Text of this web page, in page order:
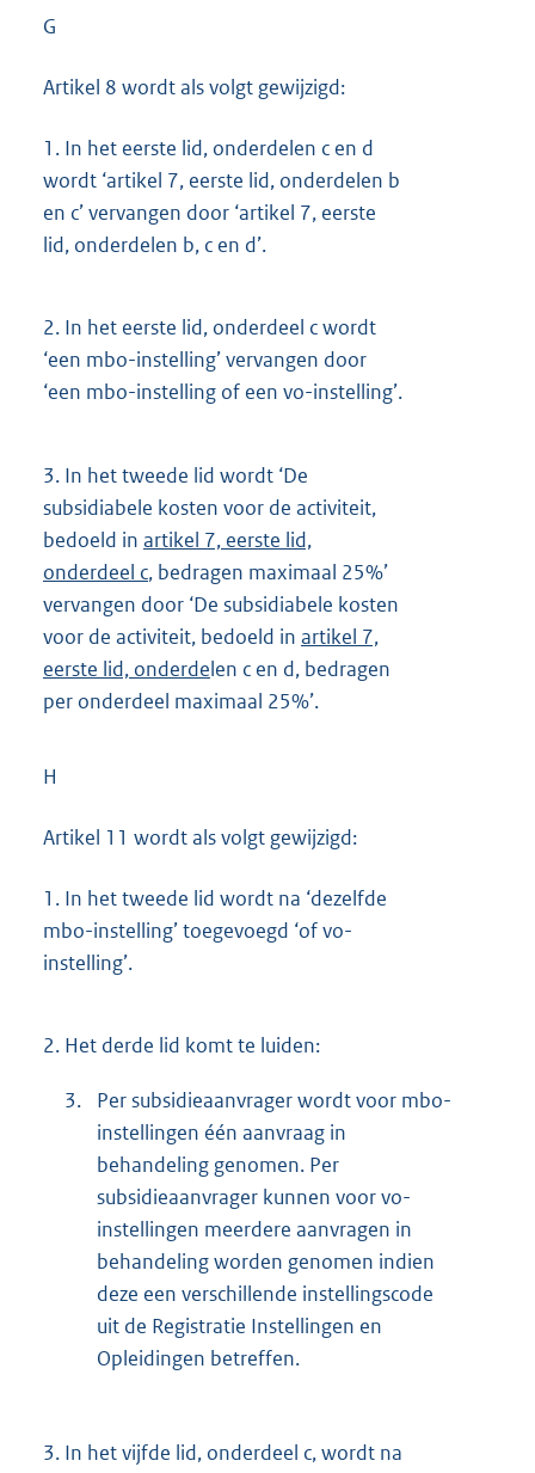
G
Artikel 8 wordt als volgt gewijzigd:
1. In het eerste lid, onderdelen c en d
wordt ‘artikel 7, eerste lid, onderdelen b
en c’ vervangen door ‘artikel 7, eerste
lid, onderdelen b, c en d’.
2. In het eerste lid, onderdeel c wordt
‘een mbo-instelling’ vervangen door
‘een mbo-instelling of een vo-instelling’.
3. In het tweede lid wordt ‘De
subsidiabele kosten voor de activiteit,
bedoeld in artikel 7, eerste lid,
onderdeel c, bedragen maximaal 25%’
vervangen door ‘De subsidiabele kosten
voor de activiteit, bedoeld in artikel 7,
eerste lid, onderdelen c en d, bedragen
per onderdeel maximaal 25%’.
H
Artikel 11 wordt als volgt gewijzigd:
1. In het tweede lid wordt na ‘dezelfde
mbo-instelling’ toegevoegd ‘of vo-
instelling’.
2. Het derde lid komt te luiden:
3.
Per subsidieaanvrager wordt voor mbo-
instellingen één aanvraag in
behandeling genomen. Per
subsidieaanvrager kunnen voor vo-
instellingen meerdere aanvragen in
behandeling worden genomen indien
deze een verschillende instellingscode
uit de Registratie Instellingen en
Opleidingen betreffen.
3. In het vijfde lid, onderdeel c, wordt na